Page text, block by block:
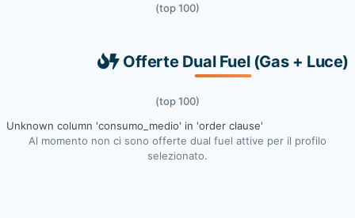
(top 100)
Offerte Dual Fuel (Gas + Luce)
(top 100)
Unknown column 'consumo_medio' in 'order clause'
Al momento non ci sono offerte dual fuel attive per il profilo
selezionato.